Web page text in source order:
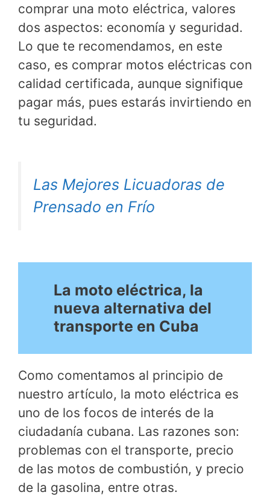
comprar una moto eléctrica, valores
dos aspectos: economía y seguridad.
Lo que te recomendamos, en este
caso, es comprar motos eléctricas con
calidad certificada, aunque signifique
pagar más, pues estarás invirtiendo en
tu seguridad.
Las Mejores Licuadoras de
Prensado en Frío
La moto eléctrica, la
nueva alternativa del
transporte en Cuba
Como comentamos al principio de
nuestro artículo, la moto eléctrica es
uno de los focos de interés de la
ciudadanía cubana. Las razones son:
problemas con el transporte, precio
de las motos de combustión, y precio
de la gasolina, entre otras.